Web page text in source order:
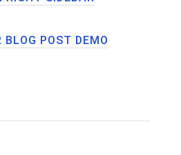
BLOG POST DEMO